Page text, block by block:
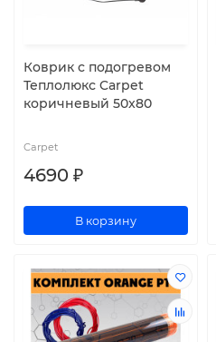
Коврик с подогревом
Теплолюкс Carpet
коричневый 50x80
Carpet
4690 ₽
В корзину